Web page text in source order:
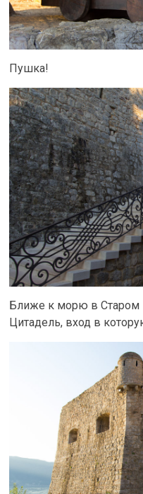
Пушка!
Ближе к морю в Старом
Цитадель, вход в